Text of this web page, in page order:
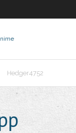
Hedger4752